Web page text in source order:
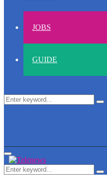
JOBS
GUIDE
Search
Primary
Menu
Search
for: